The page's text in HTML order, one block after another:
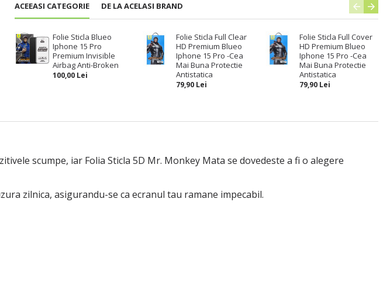
ACEEASI CATEGORIE DE LA ACELASI BRAND
Folie Sticla Blueo
Iphone 15 Pro
Premium Invisible
Airbag Anti-Broken
100,00 Lei
Folie Sticla Full Clear
HD Premium Blueo
Iphone 15 Pro -Cea
Mai Buna Protectie
Antistatica
79,90 Lei
Folie Sticla Full Cover
HD Premium Blueo
Iphone 15 Pro -Cea
Mai Buna Protectie
Antistatica
79,90 Lei
scumpe, iar Folia Sticla 5D Mr. Monkey Mata se dovedeste a fi o alegere
zilnica, asigurandu-se ca ecranul tau ramane impecabil.